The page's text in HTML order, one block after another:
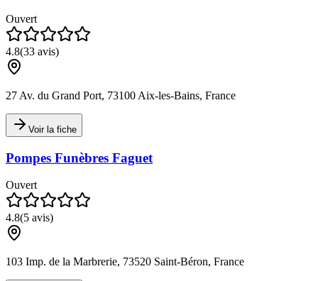
Ouvert
4.8(33 avis)
27 Av. du Grand Port, 73100 Aix-les-Bains, France
Voir la fiche
Pompes Funèbres Faguet
Ouvert
4.8(5 avis)
103 Imp. de la Marbrerie, 73520 Saint-Béron, France